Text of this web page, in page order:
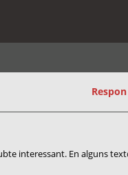
interessant. En alguns